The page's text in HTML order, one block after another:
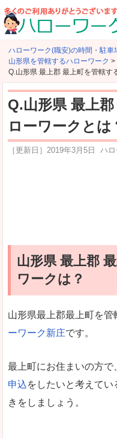
ハローワーク(職安)の時間・駐車
山形県を管轄するハローワーク >
Q.山形県 最上郡 最上町を管轄す
Q.山形県 最上
ローワークとは
［更新日］ 2019年3月5日 ハ
山形県 最上郡
ワークは？
山形県最上郡最上町を管
ーワーク新庄です。
最上町にお住まいの方で
申込をしたいと考えて
きをしましょう。